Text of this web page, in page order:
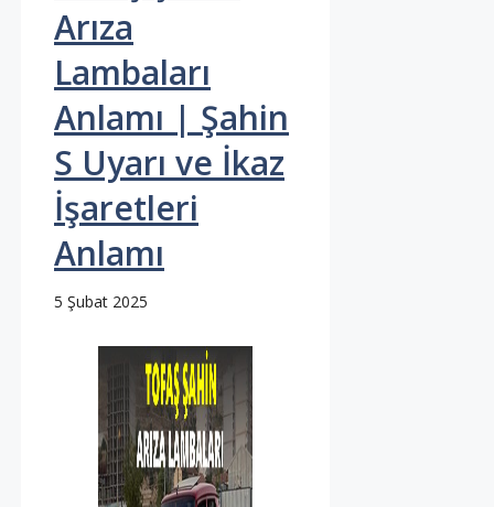
Arıza
Lambaları
Anlamı | Şahin
S Uyarı ve İkaz
İşaretleri
Anlamı
5 Şubat 2025